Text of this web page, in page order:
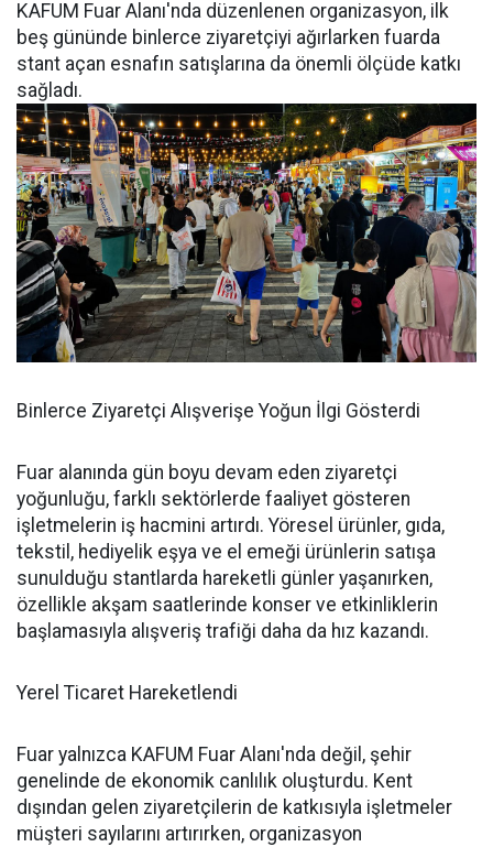
KAFUM Fuar Alanı'nda düzenlenen organizasyon, ilk
beş gününde binlerce ziyaretçiyi ağırlarken fuarda
stant açan esnafın satışlarına da önemli ölçüde katkı
sağladı.
Binlerce Ziyaretçi Alışverişe Yoğun İlgi Gösterdi
Fuar alanında gün boyu devam eden ziyaretçi
yoğunluğu, farklı sektörlerde faaliyet gösteren
işletmelerin iş hacmini artırdı. Yöresel ürünler, gıda,
tekstil, hediyelik eşya ve el emeği ürünlerin satışa
sunulduğu stantlarda hareketli günler yaşanırken,
özellikle akşam saatlerinde konser ve etkinliklerin
başlamasıyla alışveriş trafiği daha da hız kazandı.
Yerel Ticaret Hareketlendi
Fuar yalnızca KAFUM Fuar Alanı'nda değil, şehir
genelinde de ekonomik canlılık oluşturdu. Kent
dışından gelen ziyaretçilerin de katkısıyla işletmeler
müşteri sayılarını artırırken, organizasyon